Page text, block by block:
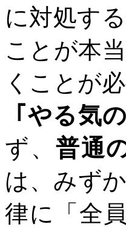
に対処す
ことが本
くことが
｢やる気
ず、 普通
は、みず
律に「全